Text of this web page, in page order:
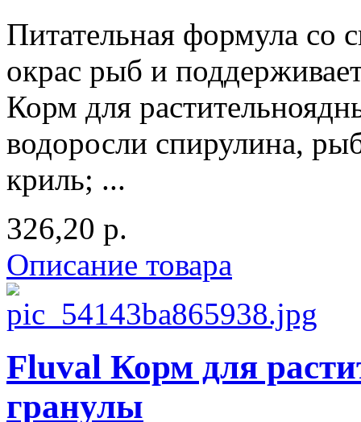
Питательная формула со
окрас рыб и
Корм для
водоросли спирулина,
криль; ...
326,20 р.
Описание товара
Fluval Корм для
гранулы